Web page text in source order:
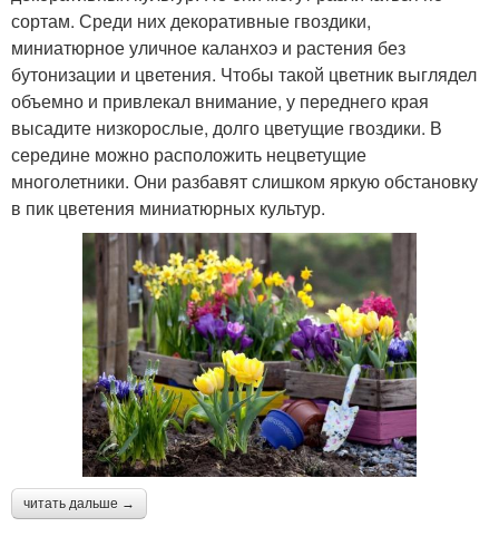
сортам. Среди них декоративные гвоздики,
миниатюрное уличное каланхоэ и растения без
бутонизации и цветения. Чтобы такой цветник выглядел
объемно и привлекал внимание, у переднего края
высадите низкорослые, долго цветущие гвоздики. В
середине можно расположить нецветущие
многолетники. Они разбавят слишком яркую обстановку
в пик цветения миниатюрных культур.
читать дальше →